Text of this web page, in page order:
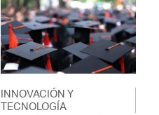
INNOVACIÓN Y
TECNOLOGÍA